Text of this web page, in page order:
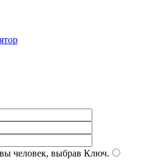
человек, выбрав Ключ.